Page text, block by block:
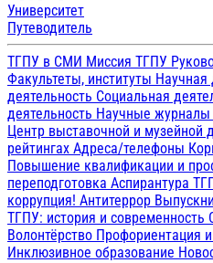
Университет
Путеводитель
ТГПУ в СМИ Миссия ТГПУ
Факультеты, институты Научная
деятельность Социальная
деятельность Научные
Центр выставочной и музейной
рейтингах Адреса/телефоны
Повышение квалификации и
переподготовка Аспирантура
коррупция! Антитеррор
ТГПУ: история и современность
Волонтёрство Профориентация
Инклюзивное образование